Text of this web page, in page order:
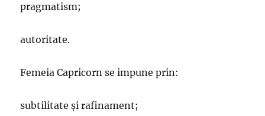
pragmatism;
autoritate.
Femeia Capricorn se impune prin:
subtilitate și rafinament;